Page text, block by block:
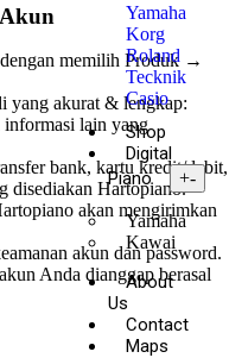
Yamaha
Korg
Roland
Tecknik
Casio
Shop
Digital
Piano
+-
Yamaha
Kawai
About
Us
Contact
Maps
memilih Produk →
yang akurat & lengkap:
informasi lain yang
bank, kartu kredit/debit,
disediakan Hartopiano.
akan mengirimkan
akun dan password.
Anda dianggap berasal